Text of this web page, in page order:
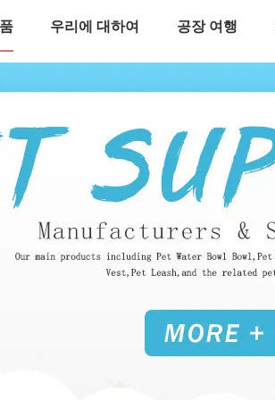
우리에 대하여 공장 여행